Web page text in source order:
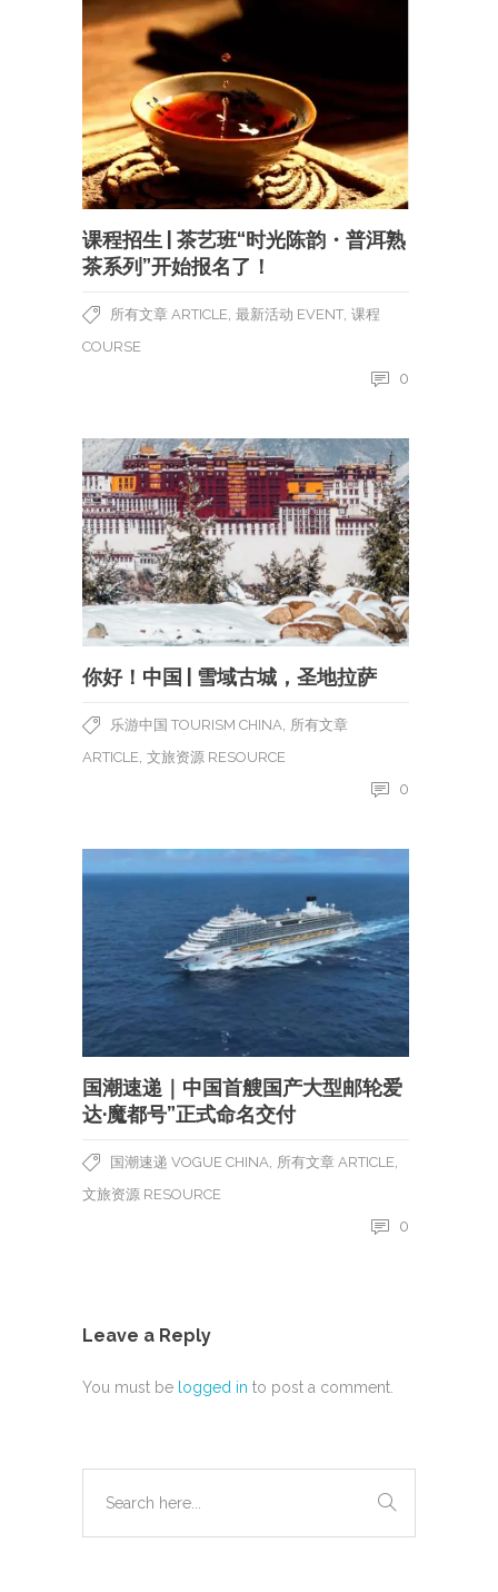
课程招生 | 茶艺班“时光陈韵・普洱熟
茶系列”开始报名了！
所有文章 ARTICLE 最新活动 EVENT 课程
COURSE
0
你好！中国 | 雪域古城，圣地拉萨
乐游中国 TOURISM CHINA 所有文章
ARTICLE 文旅资源 RESOURCE
0
国潮速递｜中国首艘国产大型邮轮爱
达·魔都号”正式命名交付
国潮速递 VOGUE CHINA 所有文章 ARTICLE
文旅资源 RESOURCE
0
Leave a Reply
You must be logged in to post a comment.